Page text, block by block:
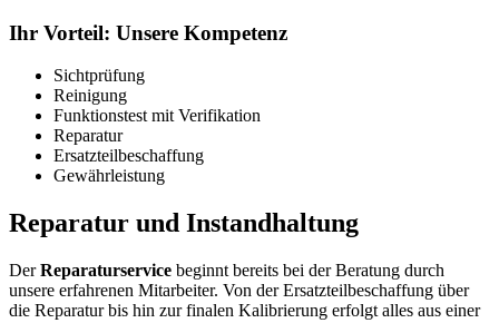
Ihr Vorteil: Unsere Kompetenz
Sichtprüfung
Reinigung
Funktionstest mit Verifikation
Reparatur
Ersatzteilbeschaffung
Gewährleistung
Reparatur und Instandhaltung
DerReparaturservice beginnt bereits bei der Beratung durch
unsere erfahrenen Mitarbeiter. Von der Ersatzteilbeschaffung über
die Reparatur bis hin zur finalen Kalibrierung erfolgt alles aus einer